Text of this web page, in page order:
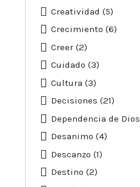
Creatividad (5)
Crecimiento (6)
Creer(2)
Cuidado (3)
Cultura (3)
Decisiones (21)
Dependencia de Dios
Desanimo (4)
Descanzo (1)
Destino (2)